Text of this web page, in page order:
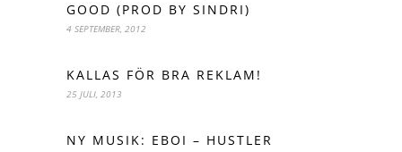
GOOD (PROD BY SINDRI)
4 SEPTEMBER, 2012
KALLAS FÖR BRA REKLAM!
25 JULI, 2013
NY MUSIK: EBOI – HUSTLER